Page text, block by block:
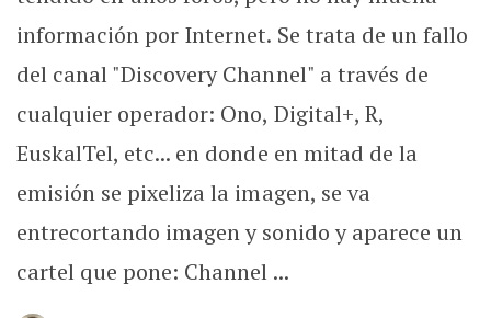
información por Internet. Se trata de un fallo
del canal "Discovery Channel" a través de
cualquier operador: Ono, Digital+, R,
EuskalTel, etc... en donde en mitad de la
emisión se pixeliza la imagen, se va
entrecortando imagen y sonido y aparece un
cartel que pone: Channel ...